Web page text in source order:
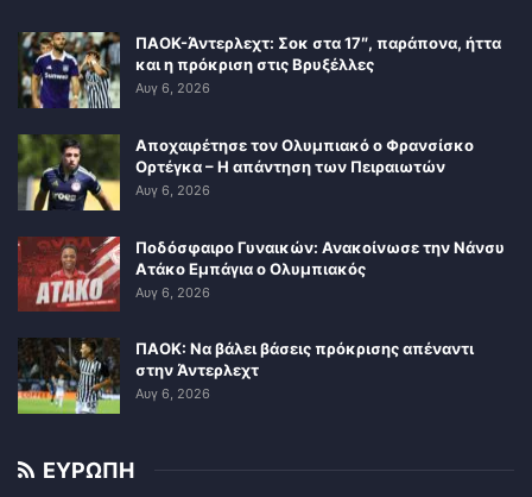
ΠΑΟΚ-Άντερλεχτ: Σοκ στα 17″, παράπονα, ήττα
και η πρόκριση στις Βρυξέλλες
Αυγ 6, 2026
Αποχαιρέτησε τον Ολυμπιακό ο Φρανσίσκο
Ορτέγκα – Η απάντηση των Πειραιωτών
Αυγ 6, 2026
Ποδόσφαιρο Γυναικών: Ανακοίνωσε την Νάνσυ
Ατάκο Εμπάγια ο Ολυμπιακός
Αυγ 6, 2026
ΠΑΟΚ: Να βάλει βάσεις πρόκρισης απέναντι
στην Άντερλεχτ
Αυγ 6, 2026
ΕΥΡΩΠΗ